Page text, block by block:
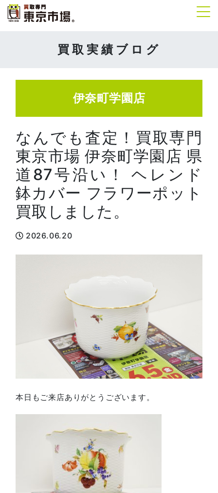
買取実績ブログ
伊奈町学園店
なんでも査定！買取専門
東京市場 伊奈町学園店 県
道87号沿い！ ヘレンド
鉢カバー フラワーポット
買取しました。
2026.06.20
本日もご来店ありがとうございます。